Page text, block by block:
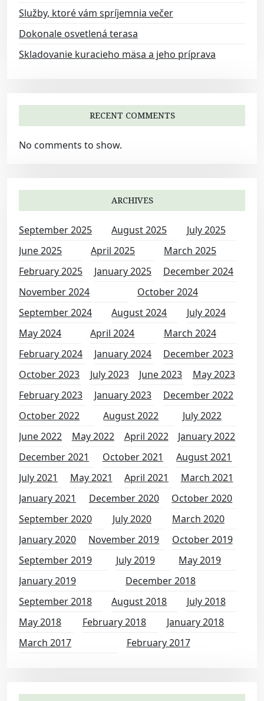
Služby, ktoré vám spríjemnia večer
Dokonale osvetlená terasa
Skladovanie kuracieho mäsa a jeho príprava
RECENT COMMENTS
No comments to show.
ARCHIVES
September 2025 August 2025
July 2025
June 2025
April 2025
March 2025
February 2025
January 2025
December 2024
November 2024
October 2024
September 2024
August 2024
July 2024
May 2024
April 2024
March 2024
February 2024
January 2024
December 2023
October 2023
July 2023 June 2023
May 2023
February 2023
January 2023
December 2022
October 2022
August 2022
July 2022
June 2022
May 2022 April 2022
January 2022
December 2021
October 2021
August 2021
July 2021
May 2021 April 2021
March 2021
January 2021
December 2020
October 2020
September 2020
July 2020
March 2020
January 2020
November 2019
October 2019
September 2019
July 2019
May 2019
January 2019
December 2018
September 2018
August 2018
July 2018
May 2018
February 2018
January 2018
March 2017
February 2017